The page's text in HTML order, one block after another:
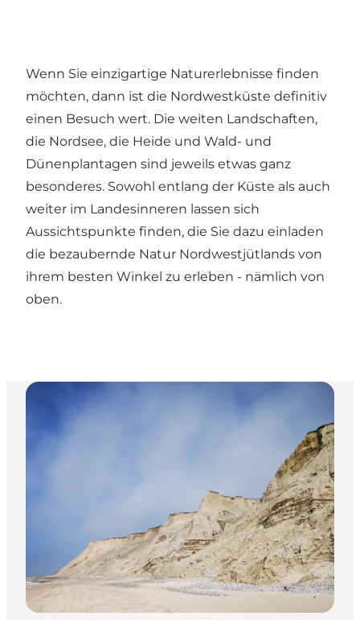
Wenn Sie einzigartige Naturerlebnisse finden
möchten, dann ist die Nordwestküste definitiv
einen Besuch wert. Die weiten Landschaften,
die Nordsee, die Heide und Wald- und
Dünenplantagen sind jeweils etwas ganz
besonderes. Sowohl entlang der Küste als auch
weiter im Landesinneren lassen sich
Aussichtspunkte finden, die Sie dazu einladen
die bezaubernde Natur Nordwestjütlands von
ihrem besten Winkel zu erleben - nämlich von
oben.